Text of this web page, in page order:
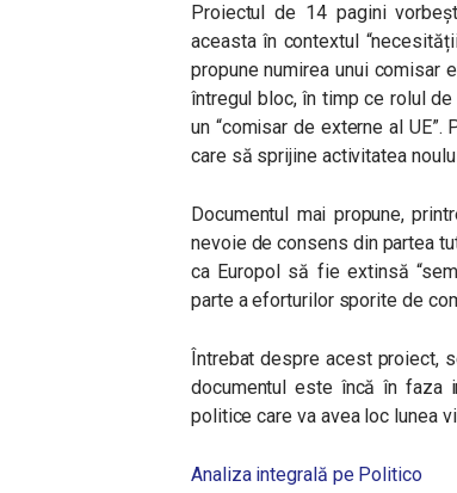
Proiectul de 14 pagini
aceasta în contextul
propune numirea unui comisar
întregul bloc, în timp ce rolul
un “comisar de externe al UE”.
care să sprijine activitatea
Documentul mai propune,
nevoie de consens din partea
ca Europol să fie extinsă
parte a eforturilor sporite de
Întrebat despre acest proiect,
documentul este încă în faza
politice care va avea loc lunea
Analiza integrală pe Politico